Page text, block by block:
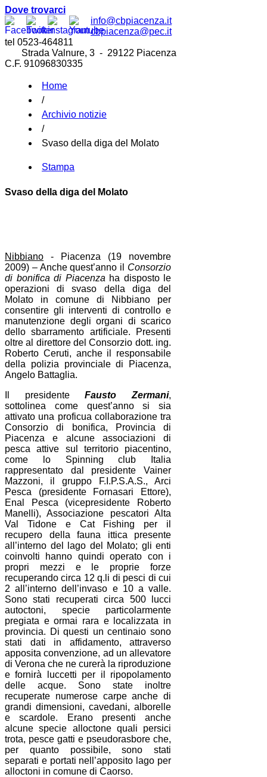
Dove trovarci
info@cbpiacenza.it
cbpiacenza@pec.it
tel 0523-464811
Strada Valnure, 3 - 29122 Piacenza
C.F. 91096830335
Home
/
Archivio notizie
/
Svaso della diga del Molato
Stampa
Svaso della diga del Molato
Nibbiano - Piacenza (19 novembre
2009) – Anche quest’anno il Consorzio
di bonifica di Piacenza ha disposto le
operazioni di svaso della diga del
Molato in comune di Nibbiano per
consentire gli interventi di controllo e
manutenzione degli organi di scarico
dello sbarramento artificiale. Presenti
oltre al direttore del Consorzio dott. ing.
Roberto Ceruti, anche il responsabile
della polizia provinciale di Piacenza,
Angelo Battaglia.
Il presidenteFausto Zermani,
sottolinea come quest’anno si sia
attivato una proficua collaborazione tra
Consorzio di bonifica, Provincia di
Piacenza e alcune associazioni di
pesca attive sul territorio piacentino,
come lo Spinning club Italia
rappresentato dal presidente Vainer
Mazzoni, il gruppo F.I.P.S.A.S., Arci
Pesca (presidente Fornasari Ettore),
Enal Pesca (vicepresidente Roberto
Manelli), Associazione pescatori Alta
Val Tidone e Cat Fishing per il
recupero della fauna ittica presente
all’interno del lago del Molato; gli enti
coinvolti hanno quindi operato con i
propri mezzi e le proprie forze
recuperando circa 12 q.li di pesci di cui
2 all’interno dell’invaso e 10 a valle.
Sono stati recuperati circa 500 lucci
autoctoni, specie particolarmente
pregiata e ormai rara e localizzata in
provincia. Di questi un centinaio sono
stati dati in affidamento, attraverso
apposita convenzione, ad un allevatore
di Verona che ne curerà la riproduzione
e fornirà luccetti per il ripopolamento
delle acque. Sono state inoltre
recuperate numerose carpe anche di
grandi dimensioni, cavedani, alborelle
e scardole. Erano presenti anche
alcune specie alloctone quali persici
trota, pesce gatti e pseudorasbore che,
per quanto possibile, sono stati
separati e portati nell’apposito lago per
alloctoni in comune di Caorso.